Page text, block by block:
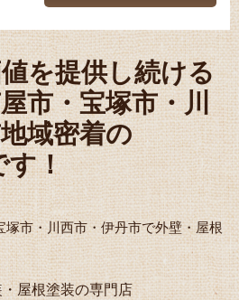
を提供し続ける
市・宝塚市・川
域密着の
す！
市・川西市・伊丹市で外壁・屋根
屋根塗装の専門店